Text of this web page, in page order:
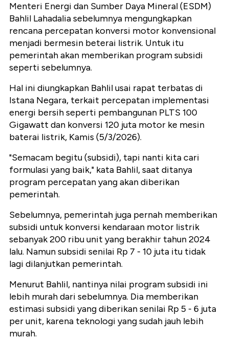
Menteri Energi dan Sumber Daya Mineral (ESDM)
Bahlil Lahadalia sebelumnya mengungkapkan
rencana percepatan konversi motor konvensional
menjadi bermesin beterai listrik. Untuk itu
pemerintah akan memberikan program subsidi
seperti sebelumnya.
Hal ini diungkapkan Bahlil usai rapat terbatas di
Istana Negara, terkait percepatan implementasi
energi bersih seperti pembangunan PLTS 100
Gigawatt dan konversi 120 juta motor ke mesin
baterai listrik, Kamis (5/3/2026).
"Semacam begitu (subsidi), tapi nanti kita cari
formulasi yang baik," kata Bahlil, saat ditanya
program percepatan yang akan diberikan
pemerintah.
Sebelumnya, pemerintah juga pernah memberikan
subsidi untuk konversi kendaraan motor listrik
sebanyak 200 ribu unit yang berakhir tahun 2024
lalu. Namun subsidi senilai Rp 7 - 10 juta itu tidak
lagi dilanjutkan pemerintah.
Menurut Bahlil, nantinya nilai program subsidi ini
lebih murah dari sebelumnya. Dia memberikan
estimasi subsidi yang diberikan senilai Rp 5 - 6 juta
per unit, karena teknologi yang sudah jauh lebih
murah.